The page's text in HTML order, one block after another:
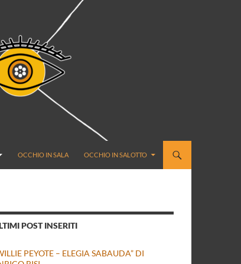
OCCHIO IN SALA OCCHIO IN SALOTTO
POST INSERITI
PEYOTE – ELEGIA SABAUDA” DI